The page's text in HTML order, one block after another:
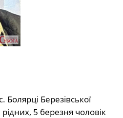
Болярці Березівської
5 березня чоловік